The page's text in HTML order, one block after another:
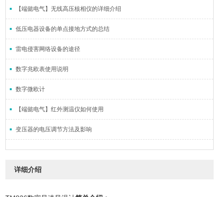
【端懿电气】无线高压核相仪的详细介绍
低压电器设备的单点接地方式的总结
雷电侵害网络设备的途径
数字兆欧表使用说明
数字微欧计
【端懿电气】红外测温仪如何使用
变压器的电压调节方法及影响
详细介绍